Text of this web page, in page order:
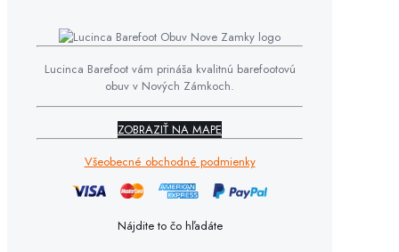
Lucinca Barefoot vám prináša kvalitnú barefootovú
obuv v Nových Zámkoch.
ZOBRAZIŤ NA MAPE
Všeobecné obchodné podmienky
Nájdite to čo hľadáte